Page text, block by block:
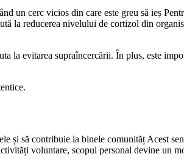
un cerc vicios din care este greu să ieș
la reducerea nivelului de cortizol din
la evitarea supraîncercării. În plus, este
și să contribuie la binele comunităț Acest
voluntare, scopul personal devine un